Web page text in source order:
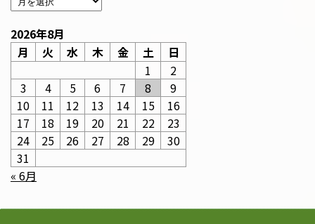
2026年8月
月
火 水 木 金 土
日
1
2
3
4 5 6 7 8
9
10
11 12 13 14 15
16
17
18 19 20 21 22
23
24
25 26 27 28 29
30
31
« 6月